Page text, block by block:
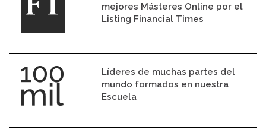
mejores Másteres Online por el
Listing Financial Times
Líderes de muchas partes del
mundo formados en nuestra
Escuela